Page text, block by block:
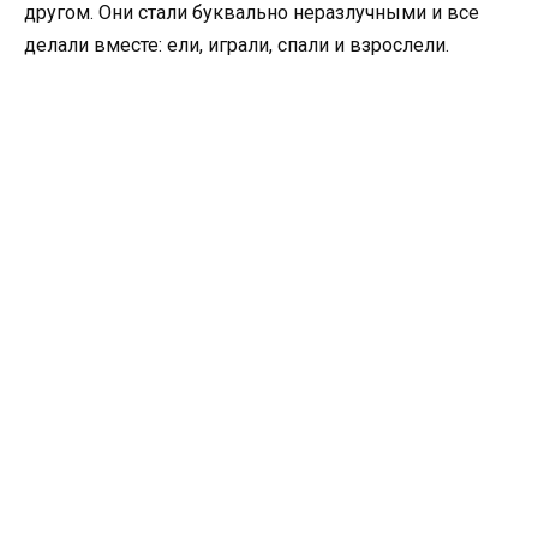
другом. Они стали буквально неразлучными и все
делали вместе: ели, играли, спали и взрослели.